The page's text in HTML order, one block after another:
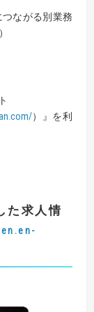
つながる別業務
）』を利
た求人情